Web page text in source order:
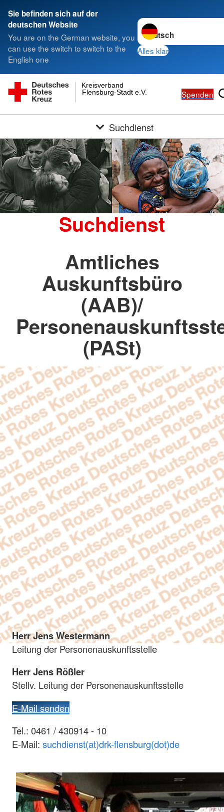
Sie befinden sich auf der
deutschen Website
You are on the German website, you
can use the switch to switch to the
English one
Sprache wechseln zu
Alles klar
Flensburg-Stadt e.V.
Kreisverband
Spenden
Suchdienst
Suchdienst
Amtliches
Auskunftsbüro
(AAB)/
(PASt)
Herr Jens Westermann
Leitung der Personenauskunftsstelle
Herr Jens Rößler
Stellv. Leitung der Personenauskunftsstelle
E-Mail senden
Tel.: 0461 / 430914 - 10
E-Mail: suchdienst(at)drk-flensburg(dot)de